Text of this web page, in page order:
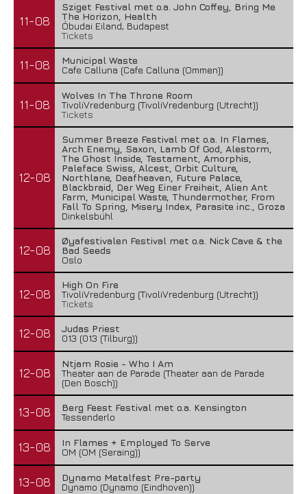
11-08
Sziget Festival met o.a. John Coffey, Bring Me
The Horizon, Health
Óbudai Eiland, Budapest
Tickets
11-08
Municipal Waste
Cafe Calluna (Cafe Calluna (Ommen))
11-08
Wolves In The Throne Room
TivoliVredenburg (TivoliVredenburg (Utrecht))
Tickets
12-08
Summer Breeze Festival met o.a. In Flames,
Arch Enemy, Saxon, Lamb Of God, Alestorm,
The Ghost Inside, Testament, Amorphis,
Paleface Swiss, Alcest, Orbit Culture,
Northlane, Deafheaven, Future Palace,
Blackbraid, Der Weg Einer Freiheit, Alien Ant
Farm, Municipal Waste, Thundermother, From
Fall To Spring, Misery Index, Parasite inc., Groza
Dinkelsbühl
12-08
Øyafestivalen Festival met o.a. Nick Cave & the
Bad Seeds
Oslo
12-08
High On Fire
TivoliVredenburg (TivoliVredenburg (Utrecht))
Tickets
12-08
Judas Priest
013 (013 (Tilburg))
12-08
Ntjam Rosie - Who I Am
Theater aan de Parade (Theater aan de Parade
(Den Bosch))
13-08
Berg Feest Festival met o.a. Kensington
Tessenderlo
13-08
In Flames + Employed To Serve
OM (OM (Seraing))
13-08
Dynamo Metalfest Pre-party
Dynamo (Dynamo (Eindhoven))